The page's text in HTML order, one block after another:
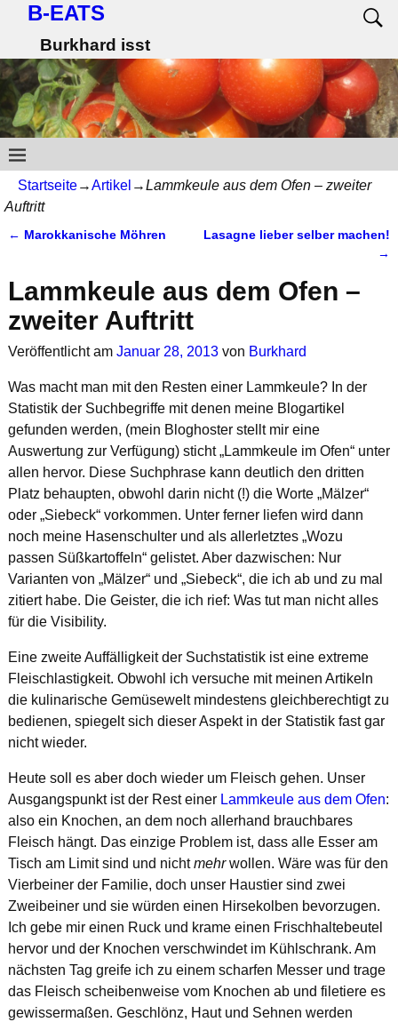
B-EATS
Burkhard isst
Startseite→Artikel →Lammkeule aus dem Ofen – zweiter
Auftritt
← Marokkanische Möhren
Lasagne lieber selber machen!
→
Lammkeule aus dem Ofen –
zweiter Auftritt
Veröffentlicht am Januar 28, 2013 von Burkhard
Was macht man mit den Resten einer Lammkeule? In der
Statistik der Suchbegriffe mit denen meine Blogartikel
gefunden werden, (mein Bloghoster stellt mir eine
Auswertung zur Verfügung) sticht „Lammkeule im Ofen“ unter
allen hervor. Diese Suchphrase kann deutlich den dritten
Platz behaupten, obwohl darin nicht (!) die Worte „Mälzer“
oder „Siebeck“ vorkommen. Unter ferner liefen wird dann
noch meine Hasenschulter und als allerletztes „Wozu
passen Süßkartoffeln“ gelistet. Aber dazwischen: Nur
Varianten von „Mälzer“ und „Siebeck“, die ich ab und zu mal
zitiert habe. Die Geister, die ich rief: Was tut man nicht alles
für die Visibility.
Eine zweite Auffälligkeit der Suchstatistik ist eine extreme
Fleischlastigkeit. Obwohl ich versuche mit meinen Artikeln
die kulinarische Gemüsewelt mindestens gleichberechtigt zu
bedienen, spiegelt sich dieser Aspekt in der Statistik fast gar
nicht wieder.
Heute soll es aber doch wieder um Fleisch gehen. Unser
Ausgangspunkt ist der Rest einer Lammkeule aus dem Ofen:
also ein Knochen, an dem noch allerhand brauchbares
Fleisch hängt. Das einzige Problem ist, dass alle Esser am
Tisch am Limit sind und nichtmehrwollen. Wäre was für den
Vierbeiner der Familie, doch unser Haustier sind zwei
Zweibeiner und sie würden einen Hirsekolben bevorzugen.
Ich gebe mir einen Ruck und krame einen Frischhaltebeutel
hervor und der Knochen verschwindet im Kühlschrank. Am
nächsten Tag greife ich zu einem scharfen Messer und trage
das Fleisch scheibenweise vom Knochen ab und filetiere es
gewissermaßen. Geschlönz, Haut und Sehnen werden